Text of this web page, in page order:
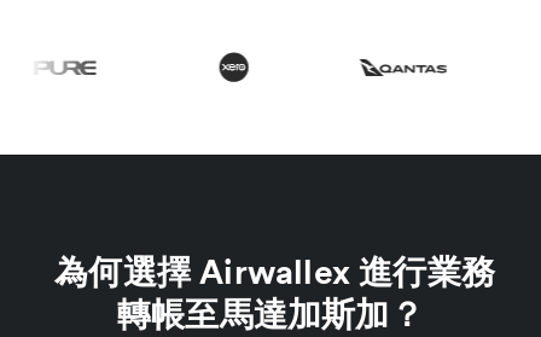
為何選擇 Airwallex 進行業務
轉帳至馬達加斯加？